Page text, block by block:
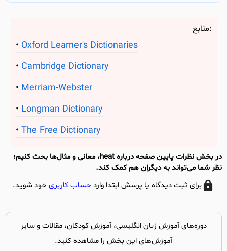
منابع:
Oxford Learner's Dictionaries
Cambridge Dictionary
Merriam-Webster
Longman Dictionary
The Free Dictionary
در بخش نظرات پایین صفحه درباره heat، معانی و مثال‌ها بحث کنیم؛
نظر شما می‌تواند به دیگران هم کمک کند.
برای ثبت دیدگاه یا پرسش ابتدا وارد حساب کاربری خود شوید.
دوره‌های آموزش زبان انگلیسی، آموزش کودکان، مقالات و سایر
آموزش‌های این بخش را مشاهده کنید.